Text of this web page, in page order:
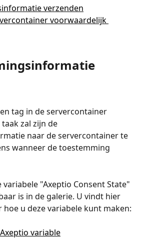
verzenden
voorwaardelijk
tag in de servercontainer
zal zijn de
naar de servercontainer te
wanneer de toestemming
"Axeptio Consent State"
is in de galerie. U vindt hier
u deze variabele kunt maken:
variable